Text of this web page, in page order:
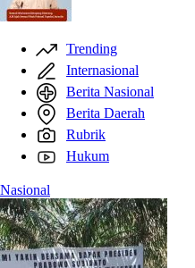
Trending
Internasional
Berita Nasional
Berita Daerah
Rubrik
Hukum
Nasional